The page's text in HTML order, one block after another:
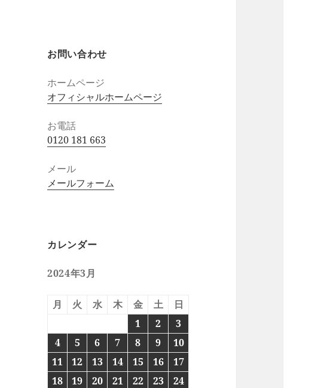
お問い合わせ
ホームページ
オフィシャルホームページ
お電話
0120 181 663
メール
メールフォーム
カレンダー
2024年3月
月 火 水 木 金 土
日
1
2
3
4
5 6 7 8 9
10
11
12 13 14 15 16
17
18
19 20 21 22 23
24